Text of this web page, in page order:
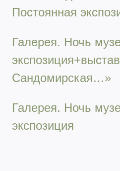
Постоянная
Галерея. Ночь
Сандомирская…»
Галерея. Ночь
экспозиция